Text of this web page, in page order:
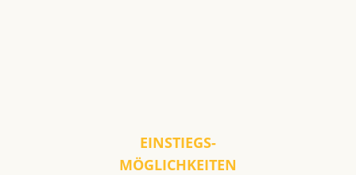
EINSTIEGS-
MÖGLICHKEITEN